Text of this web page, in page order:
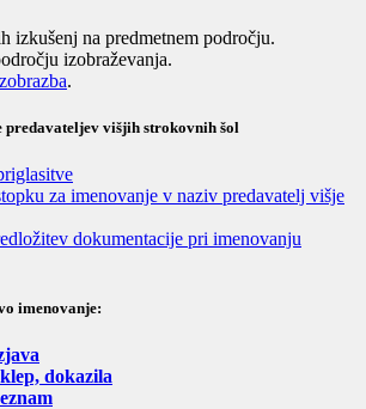
izkušenj na predmetnem področju.
izobraževanja.
.
predavateljev višjih strokovnih šol
za imenovanje v naziv predavatelj višje
dokumentacije pri imenovanju
imenovanje:
dokazila